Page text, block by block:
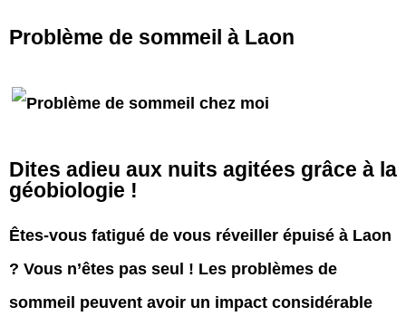
Problème de sommeil à Laon
Dites adieu aux nuits agitées grâce à la
géobiologie !
Êtes-vous fatigué de vous réveiller épuisé à Laon
? Vous n’êtes pas seul ! Les problèmes de
sommeil peuvent avoir un impact considérable